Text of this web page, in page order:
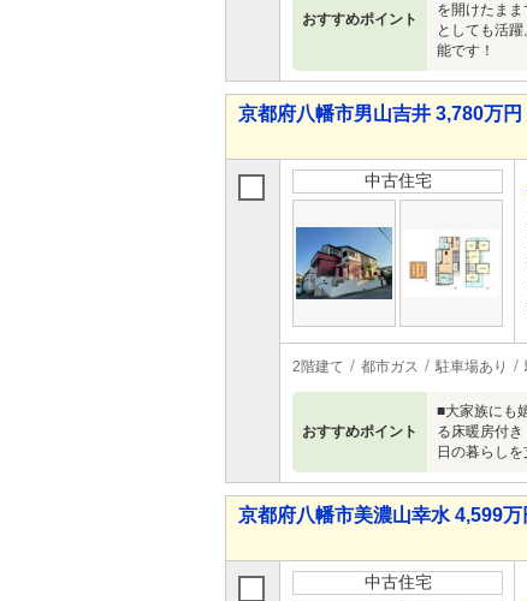
おすすめポイント
を開けたま
としても活
能です！
京都府八幡市男山吉井 3,780万
中古住宅
2階建て 都市ガス 駐車場あり
おすすめポイント
■大家族にも
る床暖房付
日の暮らし
京都府八幡市美濃山幸水 4,599
中古住宅